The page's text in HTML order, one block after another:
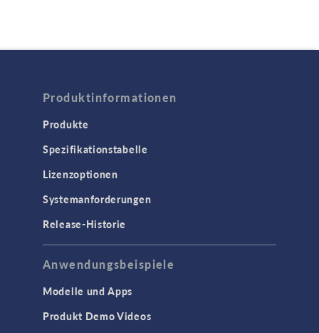
Produktinformationen
Produkte
Spezifikationstabelle
Lizenzoptionen
Systemanforderungen
Release-Historie
Anwendungsbeispiele
Modelle und Apps
Produkt Demo Videos